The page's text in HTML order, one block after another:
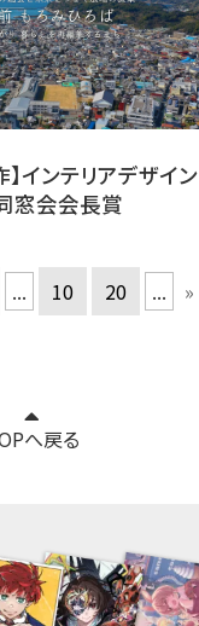
インテリアデザイン
窓会会長賞
... 10 20 ... »
へ戻る